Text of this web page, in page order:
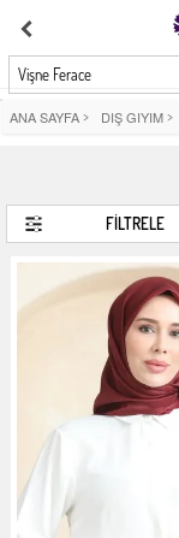
Vişne Ferace
ANA SAYFA > DIŞ GIYIM >
FİLTRELE